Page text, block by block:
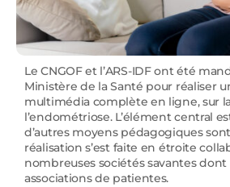
Le CNGOF et l’ARS-IDF ont été
Ministère de la Santé pour réaliser
multimédia complète en ligne, sur
l’endométriose. L’élément central
d’autres moyens pédagogiques
réalisation s’est faite en étroite
nombreuses sociétés savantes dont
associations de patientes.